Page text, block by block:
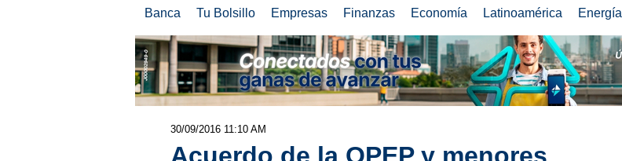
Banca Tu Bolsillo Empresas Finanzas Economía Latinoamérica Energía
30/09/2016 11:10 AM